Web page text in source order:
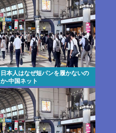
日本人はなぜ短パンを履かないの
か-中国ネット